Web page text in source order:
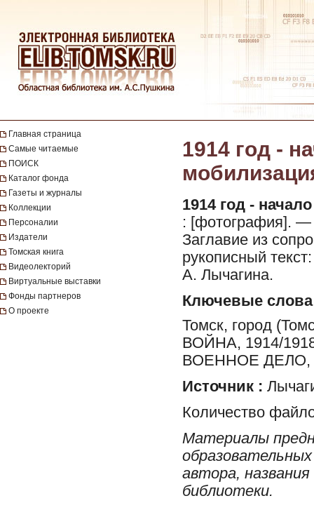
Главная страница
Самые читаемые
ПОИСК
Каталог фонда
Газеты и журналы
Коллекции
Персоналии
Издатели
Томская книга
Видеолекторий
Виртуальные выставки
Фонды партнеров
О проекте
1914 год -
1914 год -
: [фотография]. —
Заглавие из
рукописный
А. Лычагина.
Ключевые слова
Томск, город
ВОЙНА, 1914/
ВОЕННОЕ ДЕЛО,
Источник :
Количество
Материалы
автора,
библиотеки.